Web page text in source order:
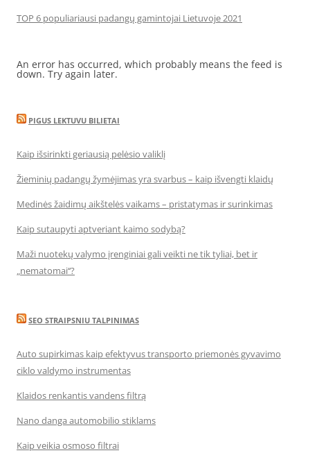
TOP 6 populiariausi padangų gamintojai Lietuvoje 2021
An error has occurred, which probably means the feed is
down. Try again later.
PIGUS LEKTUVU BILIETAI
Kaip išsirinkti geriausią pelėsio valiklį
Žieminių padangų žymėjimas yra svarbus – kaip išvengti klaidų
Medinės žaidimų aikštelės vaikams – pristatymas ir surinkimas
Kaip sutaupyti aptveriant kaimo sodybą?
Maži nuotekų valymo įrenginiai gali veikti ne tik tyliai, bet ir
„nematomai‘‘?
SEO STRAIPSNIU TALPINIMAS
Auto supirkimas kaip efektyvus transporto priemonės gyvavimo
ciklo valdymo instrumentas
Klaidos renkantis vandens filtrą
Nano danga automobilio stiklams
Kaip veikia osmoso filtrai